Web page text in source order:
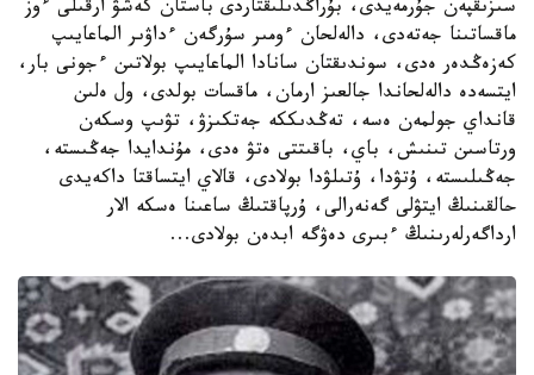
سىزىقپەن جۇرمەيدى، بۇراڭدىلىقتاردى باستان كەشۋ ارقىلى ءوز
ماقساتىنا جەتەدى، دالەلحان ءومىر سۇرگەن ءداۋىر الماعايىپ
كەزەڭدەر ەدى، سوندىقتان سانادا الماعايىپ بولاتىن ءجونى بار،
ايتسەدە دالەلحاندا جالعىز ارمان، ماقسات بولدى، ول ەلىن
قانداي جولمەن ەسە، تەڭدىككە جەتكىزۋ، تۋىپ وسكەن
ورتاسىن تىنىش، باي، باقىتتى ەتۋ ەدى، مۇندايدا جەڭىستە،
جەڭىلىستە، ۇتۋدا، ۇتىلۋدا بولادى، قالاي ايتساقتا داكەيدى
حالقىنىڭ ايتۋلى گەنەرالى، ۇرپاقتىڭ ساعىنا ەسكە الار
ارداگەرلەرىنىڭ ءبىرى دەۋگە ابدەن بولادى...